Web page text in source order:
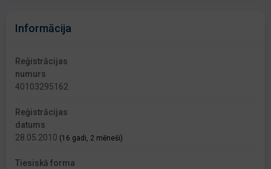
Informācija
Reģistrācijas
numurs
40103295162
Reģistrācijas
datums
28.05.2010 (16 gadi, 2 mēneši)
Tiesiskā forma